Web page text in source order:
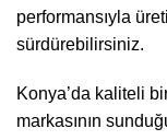
performansıyla
sürdürebilirsiniz.
Konya’da kaliteli
markasının